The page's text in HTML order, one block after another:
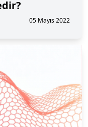
05 Mayıs 2022